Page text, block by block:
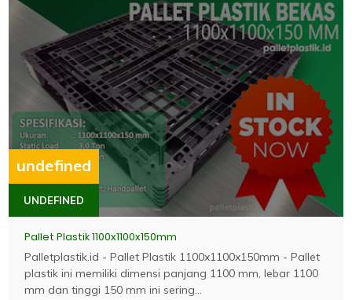
undefined
UNDEFINED
Pallet Plastik 1100x1100x150mm
Palletplastik.id - Pallet Plastik 1100x1100x150mm - Pallet
plastik ini memiliki dimensi panjang 1100 mm, lebar 1100
mm dan tinggi 150 mm ini sering...